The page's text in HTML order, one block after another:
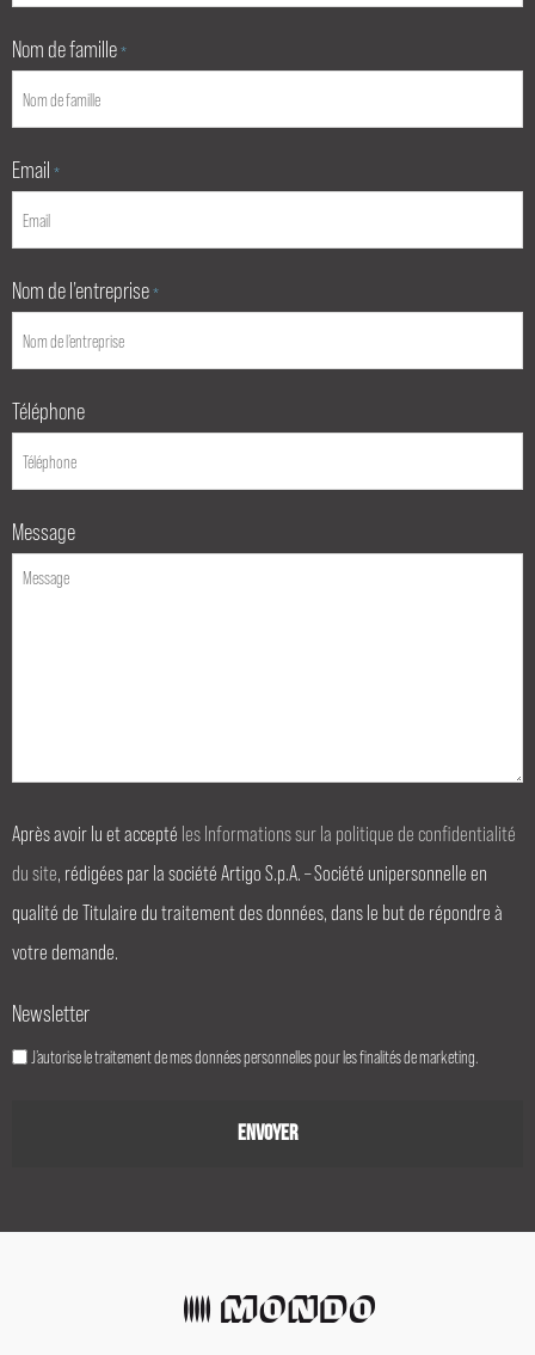
Nom de famille *
Email *
Nom de l’entreprise *
Téléphone
Message
Après avoir lu et accepté les Informations sur la politique de confidentialité
du site, rédigées par la société Artigo S.p.A. – Société unipersonnelle en
qualité de Titulaire du traitement des données, dans le but de répondre à
votre demande.
Newsletter
J’autorise le traitement de mes données personnelles pour les finalités de marketing.